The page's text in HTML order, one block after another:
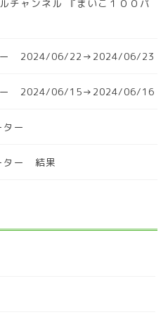
チャンネル 『まいこ１００パ
ー 2024/06/22→2024/06/23
ー 2024/06/15→2024/06/16
ー
ター 結果